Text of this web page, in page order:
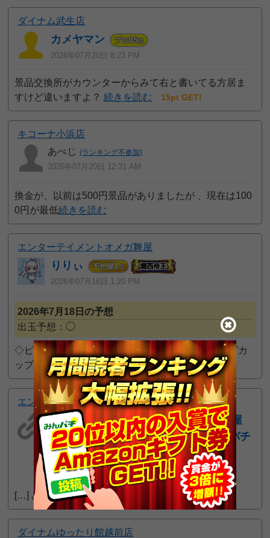
ダイナム武生店
カメヤマン プロ85位
2026年07月20日 8:23 PM
景品交換所がカウンターからみて右と書いてる方居ま
すけど違いますよ？続きを読む 15pt GET!
キコーナ小浜店
あべじ (ランキング不参加)
2026年07月20日 12:31 AM
換金が、以前は500円景品がありましたが 、現在は100
0円が最低続きを読む
エンターテイメントオメガ舞屋
りりぃ 予想屋1位
2026年07月16日 1:20 PM
2026年7月18日の予想
出玉予想：◯
◇ピックアップ ・クロロ景品入荷【分身3人verマグカ
ップ】 ・続きを読む
エンターテイメントオメガ舞屋
7月18日 エンターテイメントオメガ舞屋
｜クロロ景品入荷【分身☕3人ver】 | パチ
ンコ店長のホール攻略
2026年07月15日 6:30 AM
[…] みんパチ […]続きを読む
ダイナムゆったり館越前店